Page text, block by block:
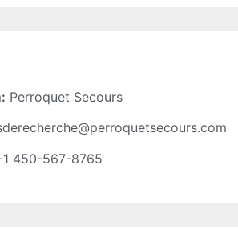
Perroquet Secours
450-567-8765